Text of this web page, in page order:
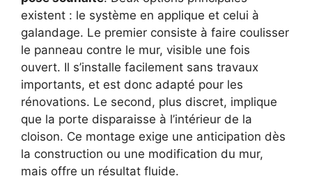
existent : le système en applique et celui à
galandage. Le premier consiste à faire coulisser
le panneau contre le mur, visible une fois
ouvert. Il s’installe facilement sans travaux
importants, et est donc adapté pour les
rénovations. Le second, plus discret, implique
que la porte disparaisse à l’intérieur de la
cloison. Ce montage exige une anticipation dès
la construction ou une modification du mur,
mais offre un résultat fluide.